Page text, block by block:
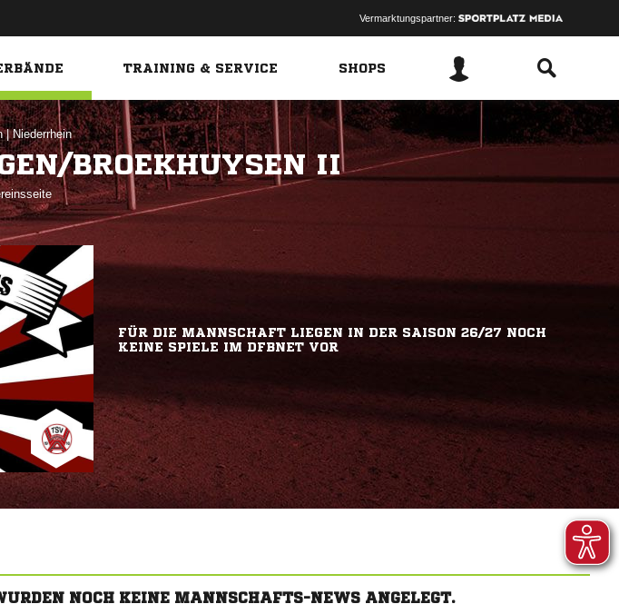
Vermarktungspartner:
TRAINING & SERVICE SHOPS
| Niederrhein
BROEKHUYSEN II
FÜR DIE MANNSCHAFT LIEGEN IN DER SAISON 26/27 NOCH
KEINE SPIELE IM DFBNET VOR
NOCH KEINE MANNSCHAFTS-NEWS ANGELEGT.